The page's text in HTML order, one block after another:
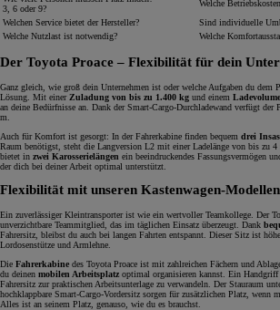
3, 6 oder 9?
Welche
Welchen Service bietet der Hersteller?
Sind individuelle
Welche Nutzlast ist notwendig?
Welche
Der Toyota Proace – Flexibilität für dein
Ganz gleich, wie groß dein Unternehmen ist oder welche Aufgaben du dem
Lösung. Mit einerZuladung von bis zu 1.400 kg und einem
an deine Bedürfnisse an. Dank der Smart-Cargo-Durchladewand verfügt der
m.
Auch für Komfort ist gesorgt: In der Fahrerkabine finden bequem drei
Raum benötigst, steht die Langversion L2 mit einer Ladelänge von bis zu 4
bietet in zwei Karosserielängen ein beeindruckendes Fassungsvermögen
der dich bei deiner Arbeit optimal unterstützt.
Flexibilität mit unseren Kastenwagen-Modellen
Ein zuverlässiger Kleintransporter ist wie ein wertvoller Teamkollege. Der
unverzichtbare Teammitglied, das im täglichen Einsatz überzeugt. Dank
Fahrersitz, bleibst du auch bei langen Fahrten entspannt. Dieser Sitz ist
Lordosenstütze und Armlehne.
Die Fahrerkabine des Toyota Proace ist mit zahlreichen Fächern und
du deinen mobilen Arbeitsplatz optimal organisieren kannst. Ein Handgriff
Fahrersitz zur praktischen Arbeitsunterlage zu verwandeln. Der Stauraum
hochklappbare Smart-Cargo-Vordersitz sorgen für zusätzlichen Platz, wenn
Alles ist an seinem Platz, genauso, wie du es brauchst.